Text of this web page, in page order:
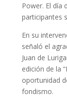
Power. El día
participantes
En su
señaló el
Juan de
edición de la
oportunidad
fondismo.